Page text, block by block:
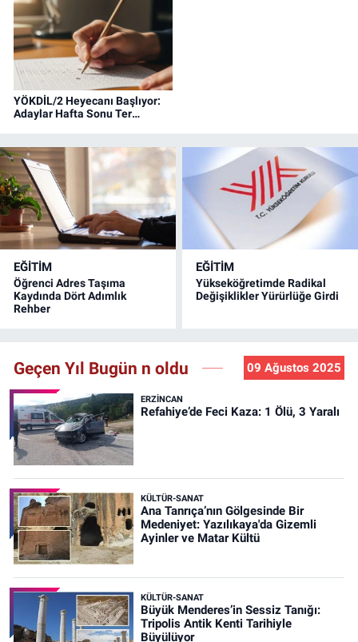
YÖKDİL/2 Heyecanı Başlıyor:
Adaylar Hafta Sonu Ter
EĞİTİM
Öğrenci Adres Taşıma
Kaydında Dört Adımlık
Rehber
EĞİTİM
Yükseköğretimde Radikal
Değişiklikler Yürürlüğe Girdi
Geçen Yıl Bugün n oldu 09 Ağustos 2025
ERZINCAN
Refahiye’de Feci Kaza: 1 Ölü, 3 Yaralı
KÜLTÜR-SANAT
Ana Tanrıça’nın Gölgesinde Bir
Medeniyet: Yazılıkaya'da Gizemli
Ayinler ve Matar Kültü
KÜLTÜR-SANAT
Büyük Menderes’in Sessiz Tanığı:
Tripolis Antik Kenti Tarihiyle
Büyülüyor